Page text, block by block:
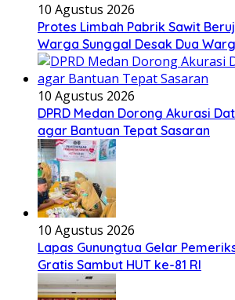
10 Agustus 2026
Protes Limbah Pabrik Sawit
Warga Sunggal Desak Dua
10 Agustus 2026
DPRD Medan Dorong Akurasi
agar Bantuan Tepat Sasaran
10 Agustus 2026
Lapas Gunungtua Gelar
Gratis Sambut HUT ke-81 RI